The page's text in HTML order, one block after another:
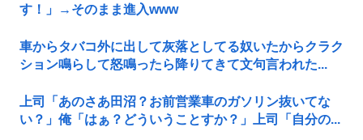
す！」→そのまま進入www
車からタバコ外に出して灰落としてる奴いたからクラク
ション鳴らして怒鳴ったら降りてきて文句言われた...
上司「あのさあ田沼？お前営業車のガソリン抜いてな
い？」俺「はぁ？どういうことすか？」上司「自分の...